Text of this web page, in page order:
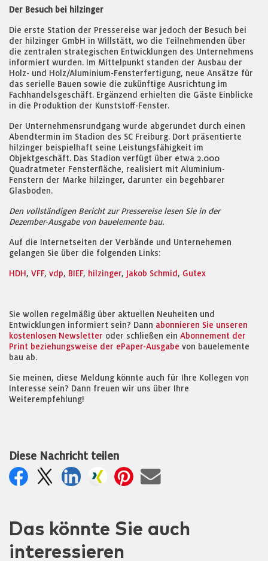
Der Besuch bei hilzinger
Die erste Station der Pressereise war jedoch der Besuch bei
der hilzinger GmbH in Willstätt, wo die Teilnehmenden über
die zentralen strategischen Entwicklungen des Unternehmens
informiert wurden. Im Mittelpunkt standen der Ausbau der
Holz- und Holz/Aluminium-Fensterfertigung, neue Ansätze für
das serielle Bauen sowie die zukünftige Ausrichtung im
Fachhandelsgeschäft. Ergänzend erhielten die Gäste Einblicke
in die Produktion der Kunststoff-Fenster.
Der Unternehmensrundgang wurde abgerundet durch einen
Abendtermin im Stadion des SC Freiburg. Dort präsentierte
hilzinger beispielhaft seine Leistungsfähigkeit im
Objektgeschäft. Das Stadion verfügt über etwa 2.000
Quadratmeter Fensterfläche, realisiert mit Aluminium-
Fenstern der Marke hilzinger, darunter ein begehbarer
Glasboden.
Den vollständigen Bericht zur Pressereise lesen Sie in der
Dezember-Ausgabe von bauelemente bau.
Auf die Internetseiten der Verbände und Unternehemen
gelangen Sie über die folgenden Links:
HDH, VFF, vdp, BIEF, hilzinger, Jakob Schmid , Gutex
Sie wollen regelmäßig über aktuellen Neuheiten und
Entwicklungen informiert sein? Dann abonnieren Sie unseren
kostenlosen Newsletter oder schließen ein Abonnement der
Print beziehungsweise der ePaper-Ausgabe von bauelemente
bau ab.
Sie meinen, diese Meldung könnte auch für Ihre Kollegen von
Interesse sein? Dann freuen wir uns über Ihre
Weiterempfehlung!
Diese Nachricht teilen
Das könnte Sie auch
interessieren